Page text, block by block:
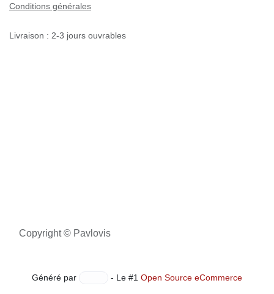
Conditions générales
Livraison : 2-3 jours ouvrables
Copyright © Pavlovis
Généré par - Le #1 Open Source eCommerce